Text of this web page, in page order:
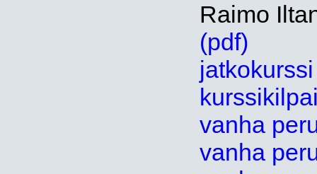
Raimo
(pdf)
vanha
vanha